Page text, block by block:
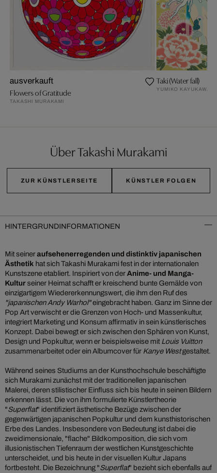
ausverkauft
Flowers of Gratitude
TAKASHI MURAKAMI
Taki (Water fall)
YUMIKO KAYUKAWA
Über Takashi Murakami
ZUR KÜNSTLERSEITE KÜNSTLER FOLGEN
HINTERGRUNDINFORMATIONEN
Mit seineraufsehenerregenden und distinktiv japanischen
Ästhetik hat sich Takashi Murakami fest in der internationalen
Kunstszene etabliert. Inspiriert von derAnime- und Manga-
Kulturseiner Heimat schafft er kreischend bunte Gemälde von
einzigartigem Wiedererkennungswert, die ihm den Ruf des
"japanischen Andy Warhol"eingebracht haben. Ganz im Sinne der
Pop Art verwischt er die Grenzen von Hoch- und Massenkultur,
integriert Marketing und Konsum affirmativ in sein künstlerisches
Konzept. Dabei bewegt er sich zwischen den Sphären von Kunst,
Design und Popkultur, wenn er beispielsweise mit Louis Vuitton
zusammenarbeitet oder ein Albumcover für Kanye Westgestaltet.
Während seines Studiums an der Kunsthochschule beschäftigte
sich Murakami zunächst mit der traditionellen japanischen
Malerei, deren stilistischer Einfluss sich bis heute in seinen Bildern
erkennen lässt. Die von ihm formulierte Künstlertheorie
"Superflat" identifiziert ästhetische Bezüge zwischen der
gegenwärtigen japanischen Popkultur und dem kunsthistorischen
Erbe des Landes. Insbesondere von Bedeutung ist dabei die
zweidimensionale, "flache" Bildkomposition, die sich vom
illusionistischen Tiefenraum der westlichen Kunstgeschichte
unterscheidet, und bis heute in der visuellen Kultur Japans
fortbesteht. Die Bezeichnung "Superflat" bezieht sich ebenfalls auf